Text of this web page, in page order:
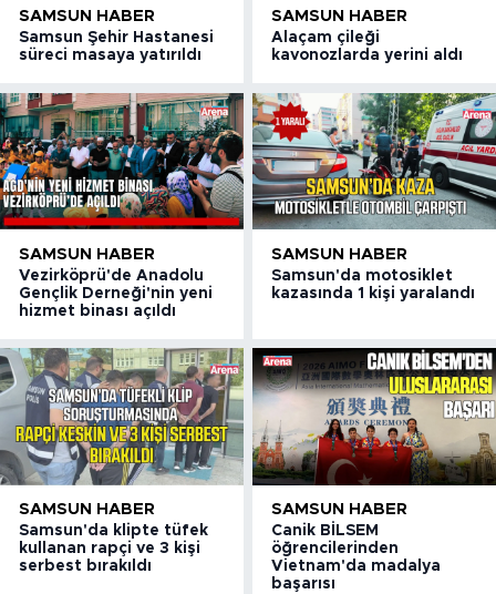
SAMSUN HABER
Samsun Şehir Hastanesi
süreci masaya yatırıldı
SAMSUN HABER
Alaçam çileği
kavonozlarda yerini aldı
SAMSUN HABER
Vezirköprü'de Anadolu
Gençlik Derneği'nin yeni
hizmet binası açıldı
SAMSUN HABER
Samsun'da motosiklet
kazasında 1 kişi yaralandı
SAMSUN HABER
Samsun'da klipte tüfek
kullanan rapçi ve 3 kişi
serbest bırakıldı
SAMSUN HABER
Canik BİLSEM
öğrencilerinden
Vietnam'da madalya
başarısı